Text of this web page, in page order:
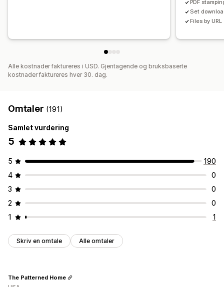
PDF
Set
Files by URL
Alle kostnader faktureres i USD. Gjentagende og bruksbaserte
kostnader faktureres hver 30. dag.
Omtaler (191)
Samlet vurdering
5
5
190
4
0
3
0
2
0
1
1
Skriv en omtale Alle omtaler
The Patterned Home